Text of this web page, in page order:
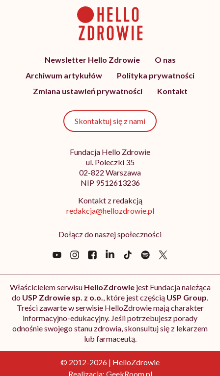
Newsletter Hello Zdrowie
O nas
Archiwum artykułów
Polityka prywatności
Zmiana ustawień prywatności
Kontakt
Skontaktuj się z nami
Fundacja Hello Zdrowie
ul. Poleczki 35
02-822 Warszawa
NIP 9512613236
Kontakt z redakcją
redakcja@hellozdrowie.pl
Dołącz do naszej społeczności
Właścicielem serwisu HelloZdrowiejest Fundacja należąca
do USP Zdrowie sp. z o.o., które jest częścią USP Group.
Treści zawarte w serwisie HelloZdrowie mają charakter
informacyjno-edukacyjny. Jeśli potrzebujesz porady
odnośnie swojego stanu zdrowia, skonsultuj się z lekarzem
lub farmaceutą.
© 2012-2026 | HelloZdrowie
Realizacja: GeekRoom.pl